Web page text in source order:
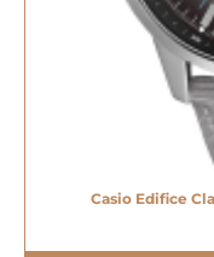
Casio Edifice